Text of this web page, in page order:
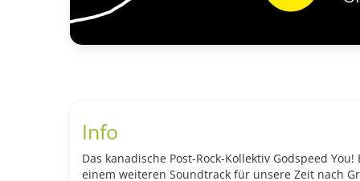
Info
Das kanadische Post-Rock-Kollektiv Godspeed
einem weiteren Soundtrack für unsere Zeit nach